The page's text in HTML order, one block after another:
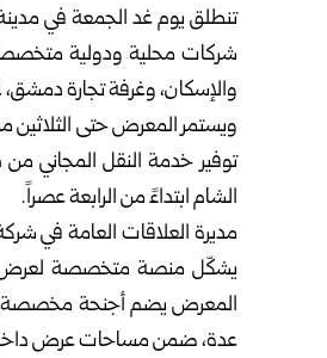
تنطلق يوم غد الجمعة في
شركات محلية ودولية متخصصة
والإسكان، وغرفة تجارة
ويستمر المعرض حتى الثلاثين
توفير خدمة النقل المجاني
الشام ابتداءً من الرابعة عصراً.
مديرة العلاقات العامة في
يشكّل منصة متخصصة لعرض
المعرض يضم أجنحة مخصصة
عدة، ضمن مساحات عرض